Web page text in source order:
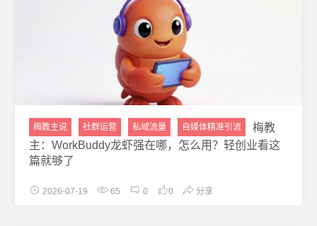
梅教主说 社群运营 私域流量 自媒体精准引流
梅教
主：WorkBuddy龙虾强在哪，怎么用？轻创业看这
篇就够了
2026-07-19 65 0 0 分享